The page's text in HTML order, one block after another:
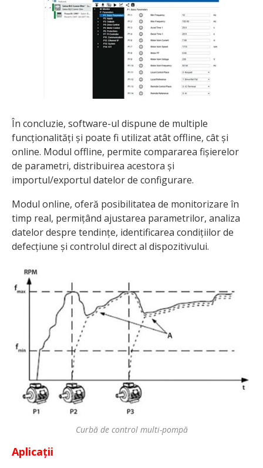
În concluzie, software-ul dispune de multiple
funcționalități și poate fi utilizat atât offline, cât și
online. Modul offline, permite compararea fișierelor
de parametri, distribuirea acestora și
importul/exportul datelor de configurare.
Modul online, oferă posibilitatea de monitorizare în
timp real, permițând ajustarea parametrilor, analiza
datelor despre tendințe, identificarea condițiilor de
defecțiune și controlul direct al dispozitivului.
Curbă de control multi-pompă
Aplicații